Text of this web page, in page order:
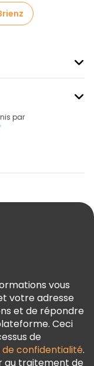
par
vous
votre adresse
et de répondre
Ceci
de
de confidentialité.
au traitement de